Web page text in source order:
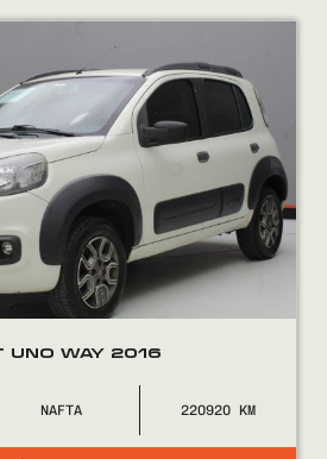
COMPRÁ
VENDÉ
FINANCIÁ
UNO WAY 2016
NAFTA 220920